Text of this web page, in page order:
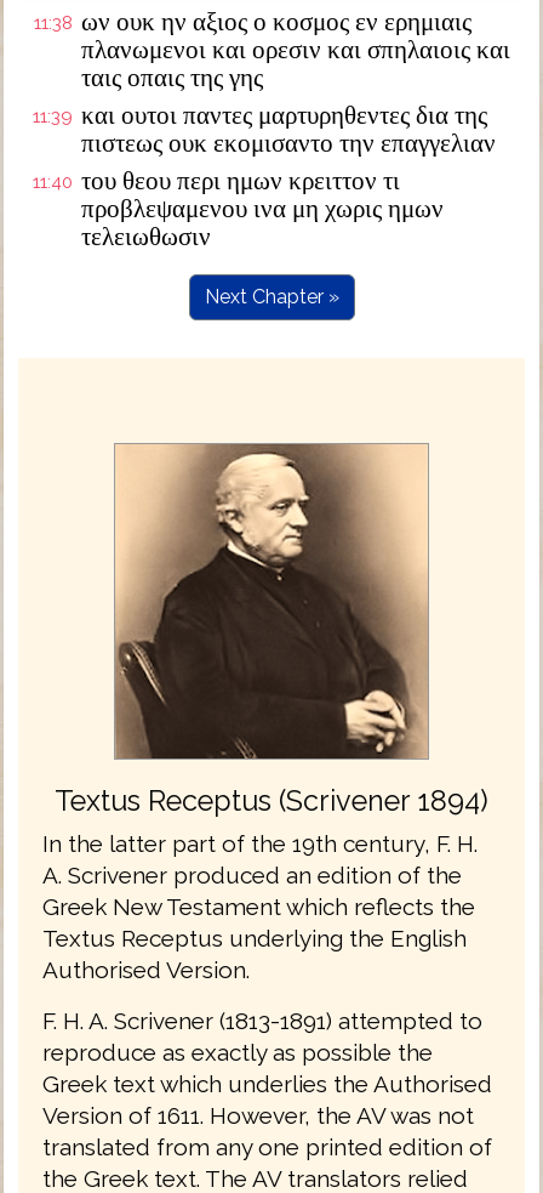
11:38 ων ουκ ην αξιος ο κοσμος εν ερημιαις
πλανωμενοι και ορεσιν και σπηλαιοις και
ταις οπαις της γης
11:39 και ουτοι παντες μαρτυρηθεντες δια της
πιστεως ουκ εκομισαντο την επαγγελιαν
11:40 του θεου περι ημων κρειττον τι
προβλεψαμενου ινα μη χωρις ημων
τελειωθωσιν
Next Chapter »
Textus Receptus (Scrivener 1894)
In the latter part of the 19th century, F. H.
A. Scrivener produced an edition of the
Greek New Testament which reflects the
Textus Receptus underlying the English
Authorised Version.
F. H. A. Scrivener (1813-1891) attempted to
reproduce as exactly as possible the
Greek text which underlies the Authorised
Version of 1611. However, the AV was not
translated from any one printed edition of
the Greek text. The AV translators relied